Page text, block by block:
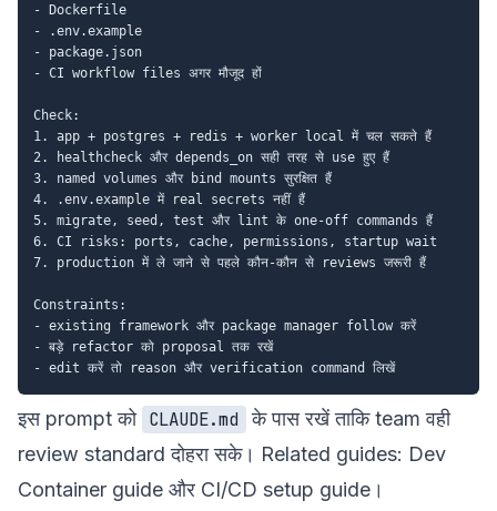
- Dockerfile
- .env.example
- package.json
- CI workflow files अगर मौजूद हों
Check:
1. app + postgres + redis + worker local में चल सकते हैं
2. healthcheck और depends_on सही तरह से use हुए हैं
3. named volumes और bind mounts सुरक्षित हैं
4. .env.example में real secrets नहीं हैं
5. migrate, seed, test और lint के one-off commands हैं
6. CI risks: ports, cache, permissions, startup wait
7. production में ले जाने से पहले कौन-कौन से reviews जरूरी हैं
Constraints:
- existing framework और package manager follow करें
- बड़े refactor को proposal तक रखें
इस prompt को CLAUDE.md के पास रखें ताकि team वही
review standard दोहरा सके। Related guides: Dev
Container guide और CI/CD setup guide ।